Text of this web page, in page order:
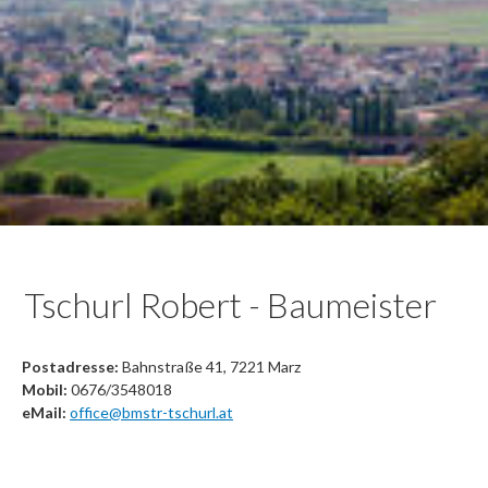
Tschurl Robert - Baumeister
Postadresse: Bahnstraße 41, 7221 Marz
Mobil: 0676/3548018
eMail: office@bmstr-tschurl.at